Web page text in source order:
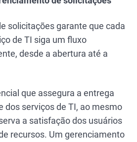
solicitações garante que cada
de TI siga um fluxo
desde a abertura até a
que assegura a entrega
dos serviços de TI, ao mesmo
a satisfação dos usuários
recursos. Um gerenciamento